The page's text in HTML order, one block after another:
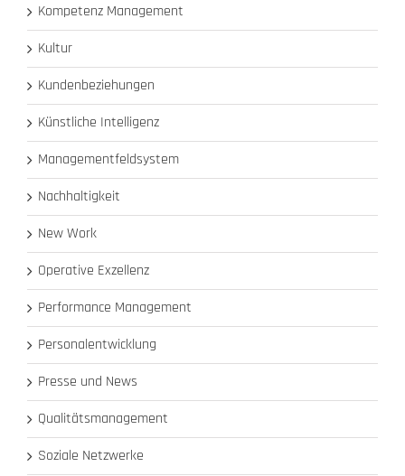
Kompetenz Management
Kultur
Kundenbeziehungen
Künstliche Intelligenz
Managementfeldsystem
Nachhaltigkeit
New Work
Operative Exzellenz
Performance Management
Personalentwicklung
Presse und News
Qualitätsmanagement
Soziale Netzwerke